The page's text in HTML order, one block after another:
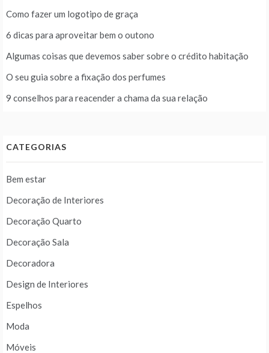
Como fazer um logotipo de graça
6 dicas para aproveitar bem o outono
Algumas coisas que devemos saber sobre o crédito habitação
O seu guia sobre a fixação dos perfumes
9 conselhos para reacender a chama da sua relação
CATEGORIAS
Bem estar
Decoração de Interiores
Decoração Quarto
Decoração Sala
Decoradora
Design de Interiores
Espelhos
Moda
Móveis